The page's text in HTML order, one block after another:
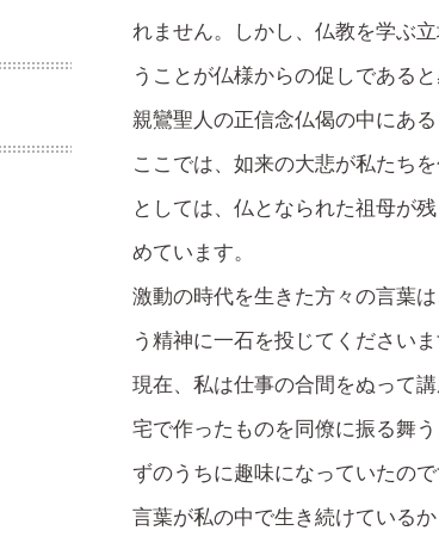
れません。しかし、仏教を学ぶ
うことが仏様からの促しである
親鸞聖人の正信念仏偈の中にあ
ここでは、如来の大悲が私たち
としては、仏となられた祖母が
めています。
激動の時代を生きた方々の言葉
う精神に一石を投じてくださいま
現在、私は仕事の合間をぬって
宅で作ったものを同僚に振る舞
ずのうちに趣味になっていたの
言葉が私の中で生き続けているか